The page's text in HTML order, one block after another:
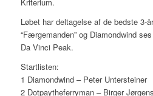
Løbet har deltagelse af de bedste 3-
“Færgemanden” og Diamondwind
Da Vinci Peak.
Startlisten:
1 Diamondwind – Peter Untersteiner
2 Dotpaytheferryman – Birger